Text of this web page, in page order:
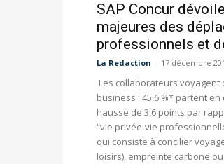
SAP Concur
majeures des
professionnels et
La Redaction - 17 décembre
Les collaborateurs voyagent
business : 45,6 %* partent
hausse de 3,6 points par
“vie privée-vie
qui consiste à concilier
loisirs), empreinte carbone